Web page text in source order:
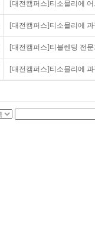
[대전캠퍼스]티소믈리에
[대전캠퍼스]티소믈리에
[대전캠퍼스]티블렌딩 전
[대전캠퍼스]티소믈리에